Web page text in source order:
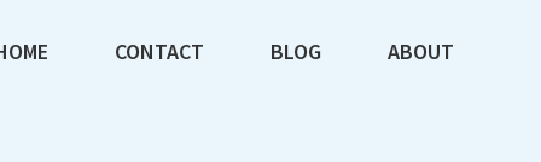
CONTACT BLOG ABOUT